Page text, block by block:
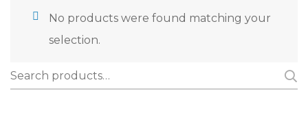
Święta Rodzina
Archaniołowie
No products were found matching your
selection.
Search
for: